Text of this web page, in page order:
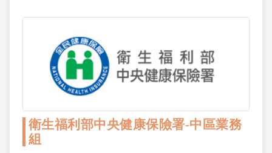
衛生福利部中央健康保險署-中區業務
組